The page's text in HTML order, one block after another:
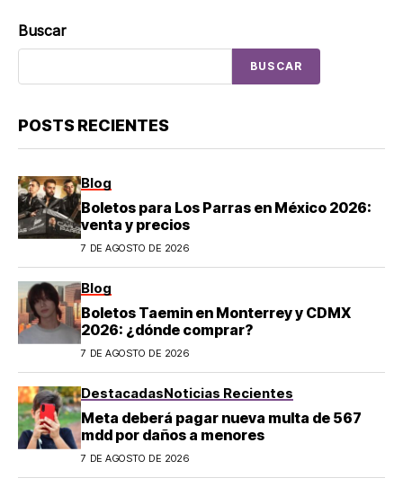
Buscar
BUSCAR
POSTS RECIENTES
Blog
Boletos para Los Parras en México 2026:
venta y precios
7 DE AGOSTO DE 2026
Blog
Boletos Taemin en Monterrey y CDMX
2026: ¿dónde comprar?
7 DE AGOSTO DE 2026
DestacadasNoticias Recientes
Meta deberá pagar nueva multa de 567
mdd por daños a menores
7 DE AGOSTO DE 2026